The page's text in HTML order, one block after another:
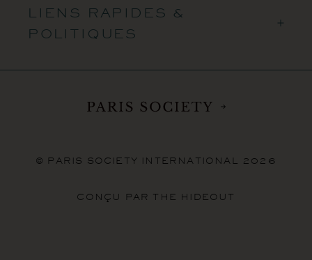
LIENS RAPIDES &
POLITIQUES
© PARIS SOCIETY INTERNATIONAL 2026
CONÇU PAR THE HIDEOUT